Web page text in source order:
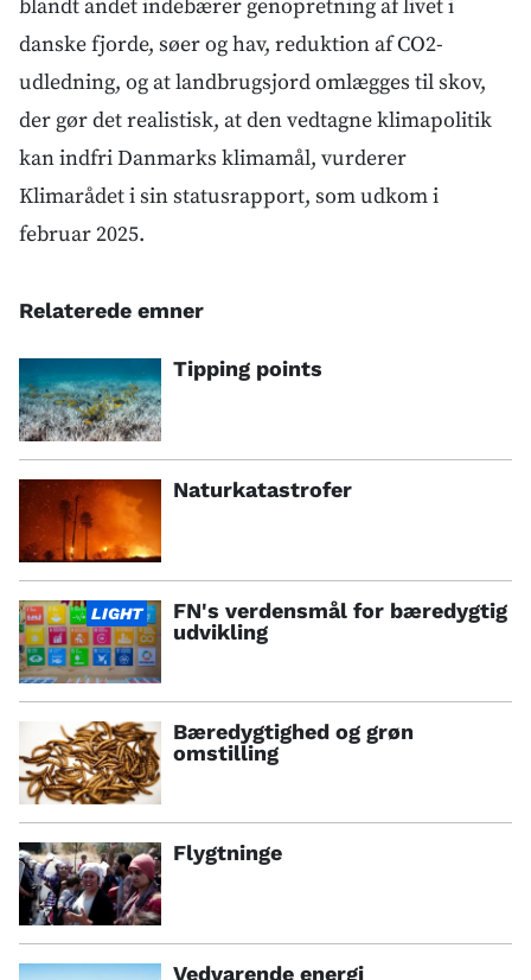
blandt andet indebærer genopretning af livet i
danske fjorde, søer og hav, reduktion af CO2-
udledning, og at landbrugsjord omlægges til skov,
der gør det realistisk, at den vedtagne klimapolitik
kan indfri Danmarks klimamål, vurderer
Klimarådet i sin statusrapport, som udkom i
februar 2025.
Relaterede emner
Tipping points
Naturkatastrofer
LIGHT
FN's verdensmål for bæredygtig
udvikling
Bæredygtighed og grøn
omstilling
Flygtninge
Vedvarende energi